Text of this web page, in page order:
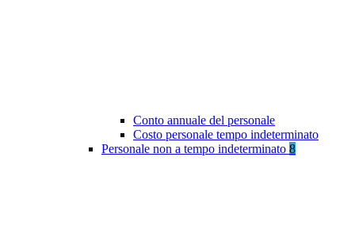
Conto annuale del personale
Costo personale tempo indeterminato
Personale non a tempo indeterminato 8